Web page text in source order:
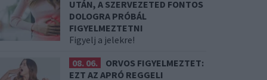
UTÁN, A SZERVEZETED FONTOS
DOLOGRA PRÓBÁL
FIGYELMEZTETNI
Figyelj a jelekre!
08. 06.
ORVOS FIGYELMEZTET:
EZT AZ APRÓ REGGELI